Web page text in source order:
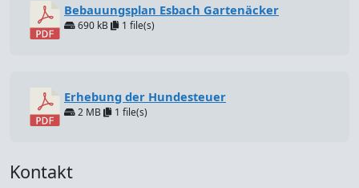
Bebauungsplan Esbach Gartenäcker
690 kB 1 file(s)
Erhebung der Hundesteuer
2 MB 1 file(s)
Kontakt